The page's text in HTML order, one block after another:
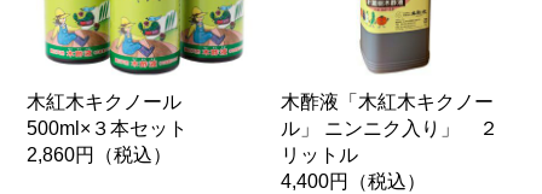
木紅木キクノール
500ml×３本セット
2,860円 （税込）
木酢液「木紅木キクノー
ル」 ニンニク入り」 ２
リットル
4,400円 （税込）